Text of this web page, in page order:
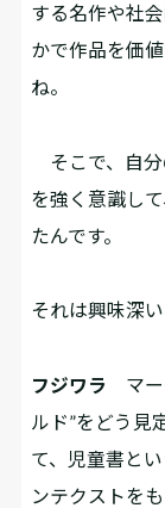
する名作や社
かで作品を価
ね。
そこで、自分
を強く意識し
たんです。
――それは興味深
フジワラ
マー
ルド”をどう見
て、児童書と
ンテクストを